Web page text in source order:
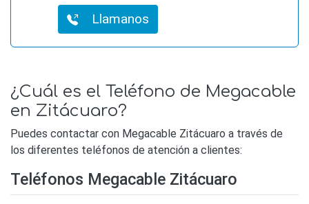
Llamanos
¿Cuál es el Teléfono de Megacable
en Zitácuaro?
Puedes contactar con Megacable Zitácuaro a través de
los diferentes teléfonos de atención a clientes:
Teléfonos Megacable Zitácuaro